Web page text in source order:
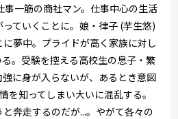
一筋の商社マン。仕事中心の生活
ていくことに。娘・律子 (芋生悠)
夢中。プライドが高く家族に対し
。受験を控える高校生の息子・繁
に身が入らないが、あるとき意図
を知ってしまい大いに混乱する。
奔走するのだが...。やがて各々の